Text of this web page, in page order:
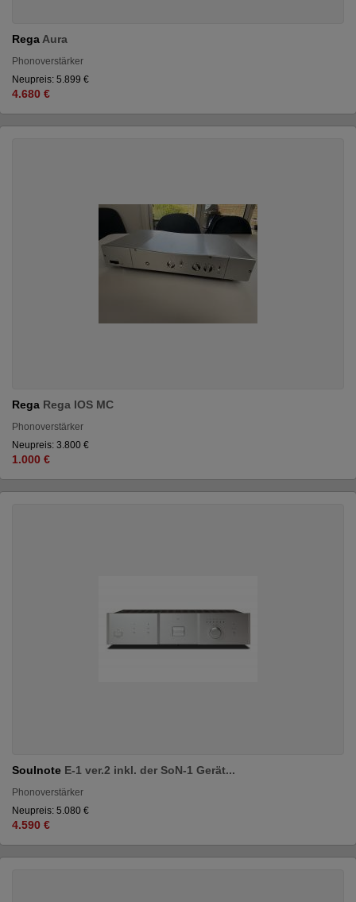
Rega Aura
Phonoverstärker
Neupreis: 5.899 €
4.680 €
Rega Rega IOS MC
Phonoverstärker
Neupreis: 3.800 €
1.000 €
Soulnote E-1 ver.2 inkl. der SoN-1 Gerät...
Phonoverstärker
Neupreis: 5.080 €
4.590 €